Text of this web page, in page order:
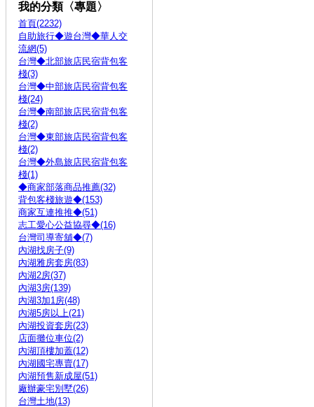
我的分類〈專題〉
首頁(2232)
自助旅行◆遊台灣◆華人交
流網(5)
台灣◆北部旅店民宿背包客
棧(3)
台灣◆中部旅店民宿背包客
棧(24)
台灣◆南部旅店民宿背包客
棧(2)
台灣◆東部旅店民宿背包客
棧(2)
台灣◆外島旅店民宿背包客
棧(1)
◆商家部落商品推薦(32)
背包客棧旅遊◆(153)
商家互連推推◆(51)
志工愛心公益協尋◆(16)
台灣司導寄舖◆(7)
內湖找房子(9)
內湖雅房套房(83)
內湖2房(37)
內湖3房(139)
內湖3加1房(48)
內湖5房以上(21)
內湖投資套房(23)
店面攤位車位(2)
內湖頂樓加蓋(12)
內湖國宅專賣(17)
內湖預售新成屋(51)
廠辦豪宅別墅(26)
台灣土地(13)